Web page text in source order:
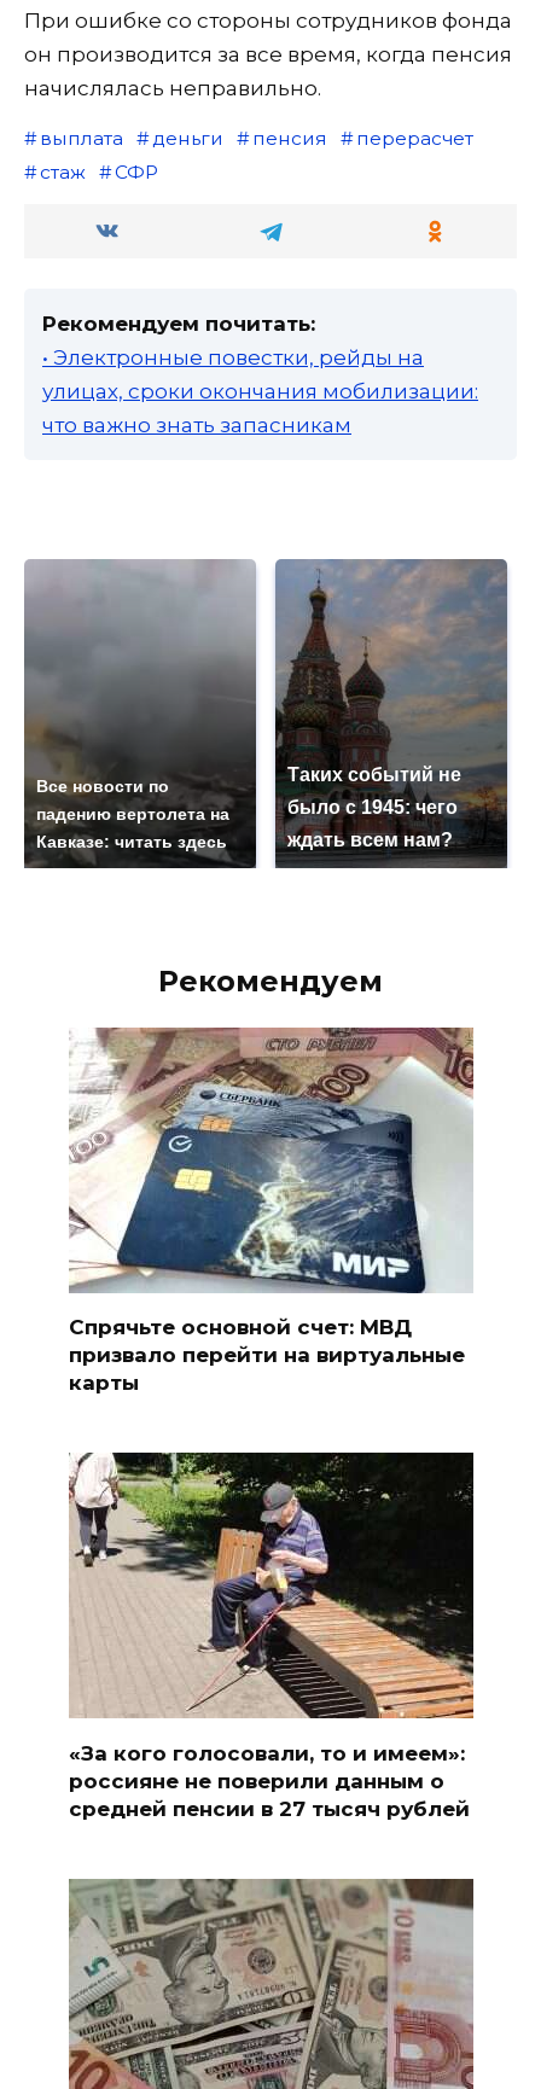
При ошибке со стороны сотрудников фонда
он производится за все время, когда пенсия
начислялась неправильно.
выплата деньги пенсия
перерасчет
стаж
СФР
Рекомендуем почитать:
• Электронные повестки, рейды на
улицах, сроки окончания мобилизации:
что важно знать запасникам
Все новости по
падению вертолета на
Кавказе: читать здесь
Таких событий не
было с 1945: чего
ждать всем нам?
Рекомендуем
Спрячьте основной счет: МВД
призвало перейти на виртуальные
карты
«За кого голосовали, то и имеем»:
россияне не поверили данным о
средней пенсии в 27 тысяч рублей